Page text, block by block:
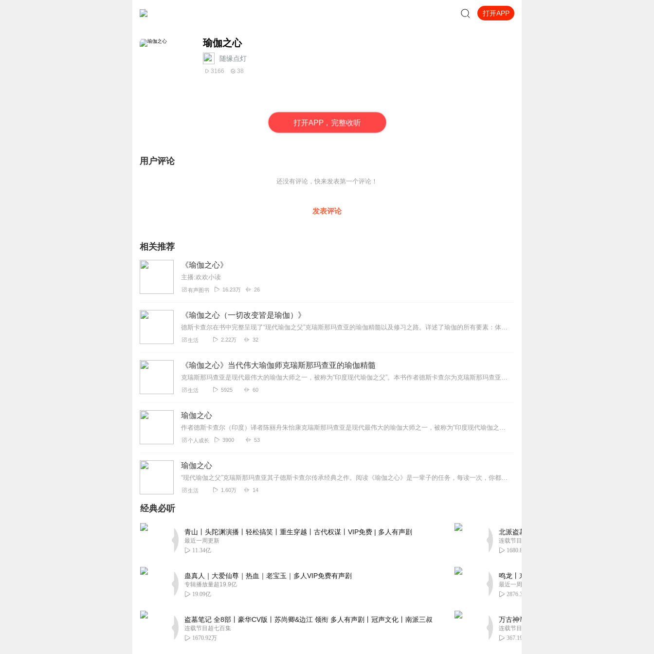
打开APP
瑜伽之心
随缘点灯
3166 38
打开APP，完整收听
用户评论
还没有评论，快来发表第一个评论！
发表评论
相关推荐
《瑜伽之心》
主播:欢欢小读
有声图书 16.23万 26
《瑜伽之心（一切改变皆是瑜伽）》
德斯卡查尔在书中完整呈现了“现代瑜伽之父”克瑞斯那玛查亚的瑜伽精髓以及修习之路。详述了瑜伽的所有要素：体位、呼吸、冥想、平衡、哲学等，并指导瑜伽修行者如何开发出...
生活 2.22万 32
《瑜伽之心》当代伟大瑜伽师克瑞斯那玛查亚的瑜伽精髓
克瑞斯那玛查亚是现代最伟大的瑜伽大师之一，被称为“印度现代瑜伽之父”。本书作者德斯卡查尔为克瑞斯那玛查亚的四大门徒之一，也是他的亲生之子。本书是首本将一套活生生...
生活 5925 60
瑜伽之心
作者德斯卡查尔（印度）译者陈丽舟朱怡康克瑞斯那玛查亚是现代最伟大的瑜伽大师之一，被称为“印度现代瑜伽之父”。本书作者德斯卡查尔为克瑞斯那玛查亚的四大门徒之...
个人成长 3900 53
瑜伽之心
“现代瑜伽之父”克瑞斯那玛查亚其子德斯卡查尔传承经典之作。阅读《瑜伽之心》是一辈子的任务，每读一次，你都会获得一次新的体悟。这是第一本将一套活生生的呼吸艺术的步...
生活 1.60万 14
经典必听
青山丨头陀渊演播丨轻松搞笑丨重生穿越丨古代权谋丨VIP免费 | 多人有声剧
最近一周更新
11.34亿
蛊真人｜大爱仙尊｜热血｜老宝玉｜多人VIP免费有声剧
专辑播放量超19.9亿
19.09亿
盗墓笔记 全8部丨豪华CV版丨苏尚卿&边江 领衔 多人有声剧丨冠声文化丨南派三叔
连载节目超七百集
1670.92万
北派盗墓笔记丨头陀渊出品丨悬疑灵异丨摸金校尉
连载节目超五百集
1680.89万
鸣龙丨东方玄幻丨紫襟团队丨轻松搞笑丨多人有声
最近一周更新
2876.31万
万古神帝丨玄幻丨热血丨紫襟团队演播丨多人有声
连载节目超二百集
367.19万